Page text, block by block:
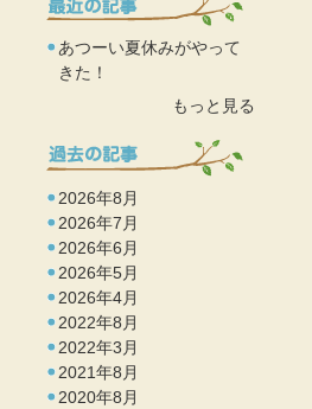
あつーい夏休みがやって
きた！
もっと見る
2026年8月
2026年7月
2026年6月
2026年5月
2026年4月
2022年8月
2022年3月
2021年8月
2020年8月